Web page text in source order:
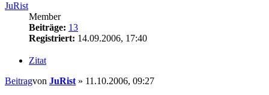
JuRist
Member
Beiträge: 13
Registriert: 14.09.2006, 17:40
Zitat
Beitragvon JuRist » 11.10.2006, 09:27